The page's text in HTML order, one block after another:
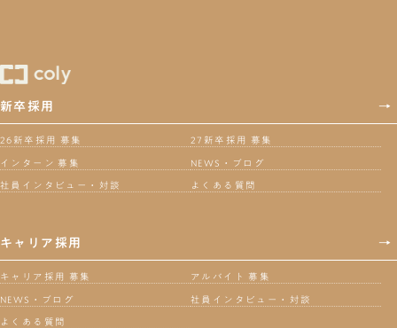
新卒採用 →
26新卒採用 募集 27新卒採用 募集
インターン 募集 NEWS・ブログ
社員インタビュー・対談 よくある質問
キャリア採用 →
キャリア採用 募集 アルバイト 募集
NEWS・ブログ 社員インタビュー・対談
よくある質問